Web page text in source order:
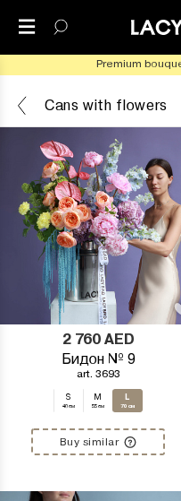
Premium
Cans with flowers
2 760AED
Бидон № 9
art. 3693
S
40 см
M
55 см
L
70 см
Buy similar